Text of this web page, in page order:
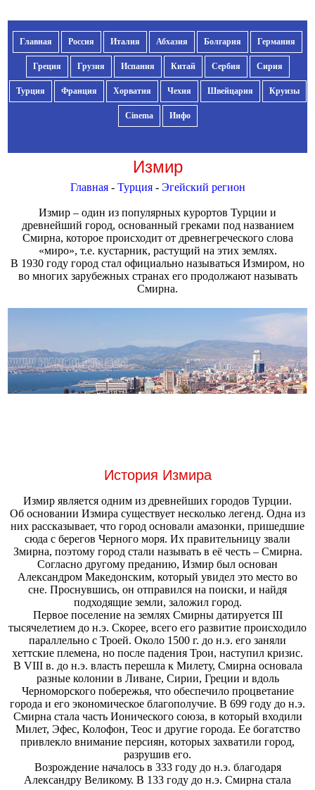
Главная Россия Италия Абхазия Болгария Германия
Греция Грузия Испания Китай Сербия Сирия
Турция Франция Хорватия Чехия Швейцария Круизы
Cinema Инфо
Измир
Главная- Турция- Эгейский регион
Измир – один из популярных курортов Турции и
древнейший город, основанный греками под названием
Смирна, которое происходит от древнегреческого слова
«миро», т.е. кустарник, растущий на этих землях.
В 1930 году город стал официально называться Измиром, но
во многих зарубежных странах его продолжают называть
Смирна.
История Измира
Измир является одним из древнейших городов Турции.
Об основании Измира существует несколько легенд. Одна из
них рассказывает, что город основали амазонки, пришедшие
сюда с берегов Черного моря. Их правительницу звали
Змирна, поэтому город стали называть в её честь – Смирна.
Согласно другому преданию, Измир был основан
Александром Македонским, который увидел это место во
сне. Проснувшись, он отправился на поиски, и найдя
подходящие земли, заложил город.
Первое поселение на землях Смирны датируется III
тысячелетием до н.э. Скорее, всего его развитие происходило
параллельно с Троей. Около 1500 г. до н.э. его заняли
хеттские племена, но после падения Трои, наступил кризис.
В VIII в. до н.э. власть перешла к Милету, Смирна основала
разные колонии в Ливане, Сирии, Греции и вдоль
Черноморского побережья, что обеспечило процветание
города и его экономическое благополучие. В 699 году до н.э.
Смирна стала часть Ионического союза, в который входили
Милет, Эфес, Колофон, Теос и другие города. Ее богатство
привлекло внимание персиян, которых захватили город,
разрушив его.
Возрождение началось в 333 году до н.э. благодаря
Александру Великому. В 133 году до н.э. Смирна стала